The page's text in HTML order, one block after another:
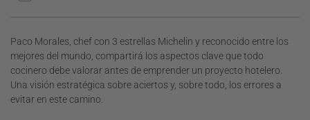
Paco Morales, chef con 3 estrellas Michelin y reconocido entre los
mejores del mundo, compartirá los aspectos clave que todo
cocinero debe valorar antes de emprender un proyecto hotelero.
Una visión estratégica sobre aciertos y, sobre todo, los errores a
evitar en este camino.